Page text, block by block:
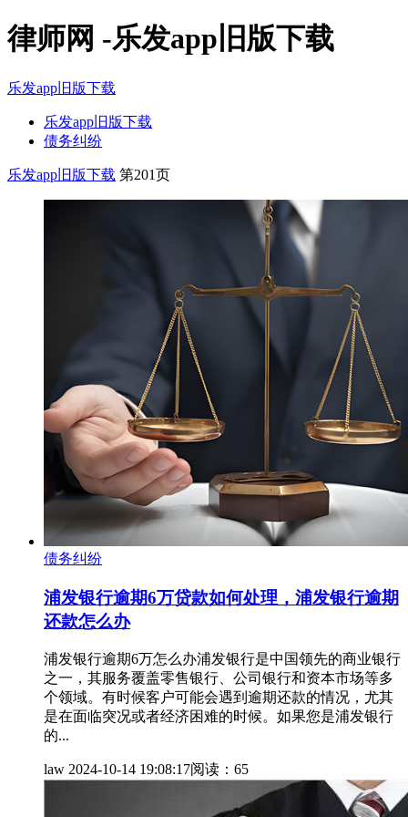
律师网 -乐发app旧版下载
乐发app旧版下载
乐发app旧版下载
债务纠纷
乐发app旧版下载 第201页
债务纠纷
浦发银行逾期6万贷款如何处理，浦发银行逾期
还款怎么办
浦发银行逾期6万怎么办浦发银行是中国领先的商业银行
之一，其服务覆盖零售银行、公司银行和资本市场等多
个领域。有时候客户可能会遇到逾期还款的情况，尤其
是在面临突况或者经济困难的时候。如果您是浦发银行
的...
law 2024-10-14 19:08:17阅读：65